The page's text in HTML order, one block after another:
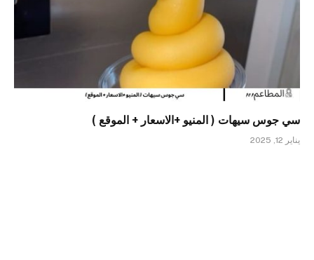
سي جوس سيهات ( المنيو +الاسعار + الموقع )
يناير 12, 2025